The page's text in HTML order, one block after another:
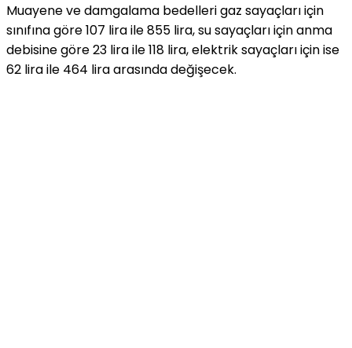
Muayene ve damgalama bedelleri gaz sayaçları için
sınıfına göre 107 lira ile 855 lira, su sayaçları için anma
debisine göre 23 lira ile 118 lira, elektrik sayaçları için ise
62 lira ile 464 lira arasında değişecek.